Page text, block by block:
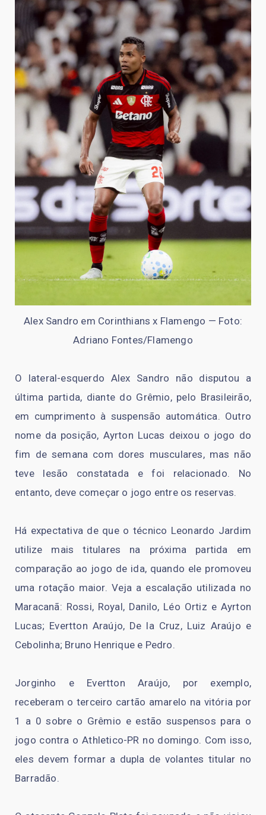
Alex Sandro em Corinthians x Flamengo — Foto:
Adriano Fontes/Flamengo
O lateral-esquerdo Alex Sandro não disputou a
última partida, diante do Grêmio, pelo Brasileirão,
em cumprimento à suspensão automática. Outro
nome da posição, Ayrton Lucas deixou o jogo do
fim de semana com dores musculares, mas não
teve lesão constatada e foi relacionado. No
entanto, deve começar o jogo entre os reservas.
Há expectativa de que o técnico Leonardo Jardim
utilize mais titulares na próxima partida em
comparação ao jogo de ida, quando ele promoveu
uma rotação maior. Veja a escalação utilizada no
Maracanã: Rossi, Royal, Danilo, Léo Ortiz e Ayrton
Lucas; Evertton Araújo, De la Cruz, Luiz Araújo e
Cebolinha; Bruno Henrique e Pedro.
Jorginho e Evertton Araújo, por exemplo,
receberam o terceiro cartão amarelo na vitória por
1 a 0 sobre o Grêmio e estão suspensos para o
jogo contra o Athletico-PR no domingo. Com isso,
eles devem formar a dupla de volantes titular no
Barradão.